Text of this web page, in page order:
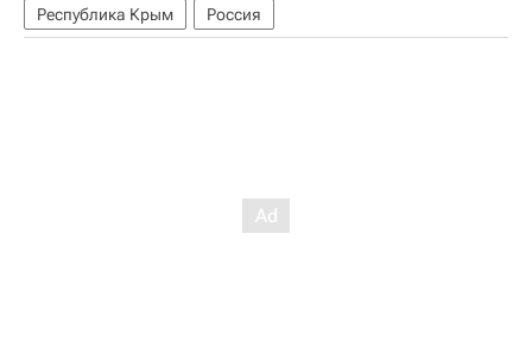
Республика Крым Россия